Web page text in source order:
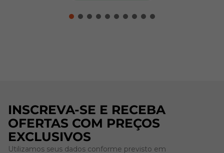
INSCREVA-SE E RECEBA
OFERTAS COM PREÇOS
EXCLUSIVOS
Utilizamos seus dados conforme previsto em